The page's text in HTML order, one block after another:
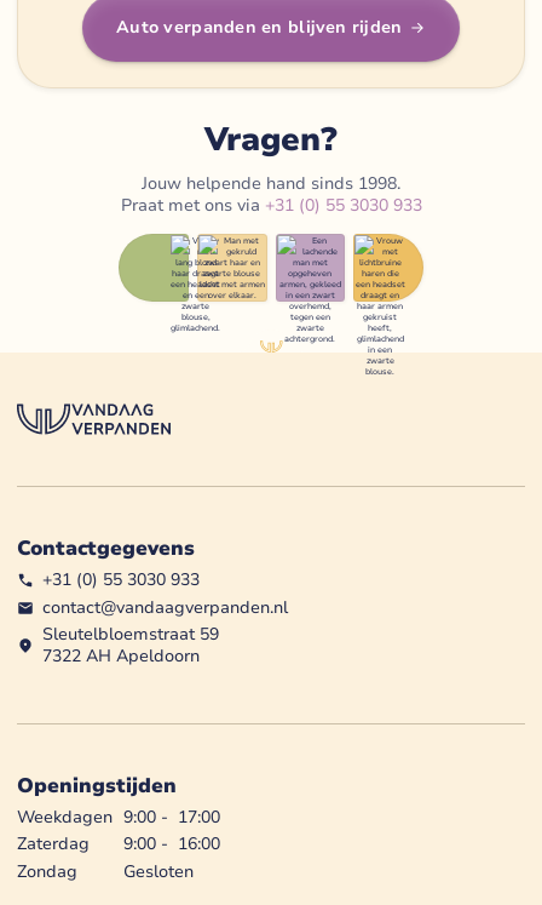
Auto verpanden en blijven rijden
Vragen?
Jouw helpende hand sinds 1998.
Praat met ons via +31 (0) 55 3030 933
Contactgegevens
+31 (0) 55 3030 933
contact@vandaagverpanden.nl
Sleutelbloemstraat 59
7322 AH Apeldoorn
Openingstijden
Weekdagen 9:00 - 17:00
Zaterdag
9:00 - 16:00
Zondag
Gesloten